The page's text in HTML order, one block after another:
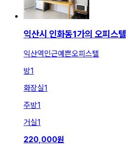
익산시 인화동1가의 오피스텔
익산역인근예쁜오피스텔
방1
화장실1
주방1
거실1
220,000원